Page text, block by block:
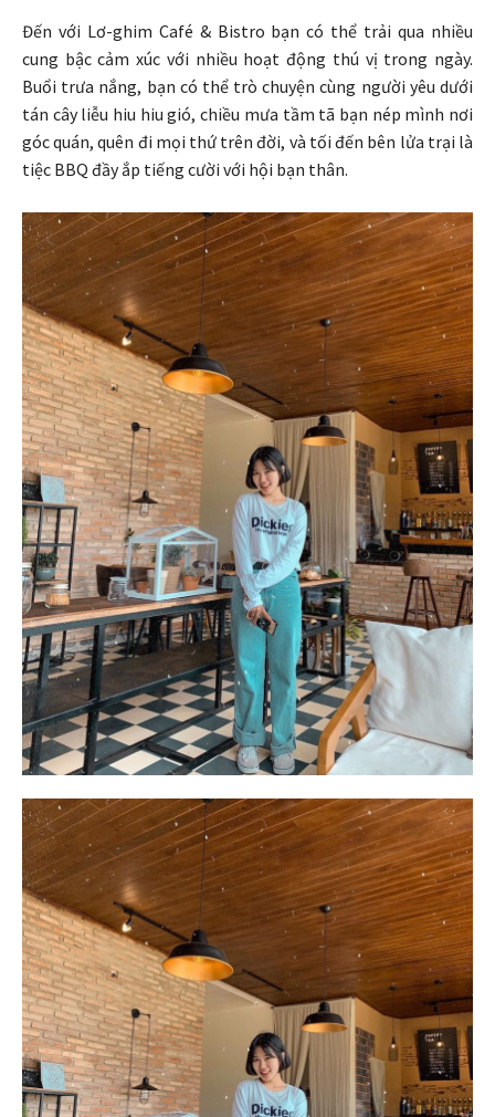
Đến với Lơ-ghim Café & Bistro bạn có thể trải qua nhiều
cung bậc cảm xúc với nhiều hoạt động thú vị trong ngày.
Buổi trưa nắng, bạn có thể trò chuyện cùng người yêu dưới
tán cây liễu hiu hiu gió, chiều mưa tầm tã bạn nép mình nơi
góc quán, quên đi mọi thứ trên đời, và tối đến bên lửa trại là
tiệc BBQ đầy ắp tiếng cười với hội bạn thân.